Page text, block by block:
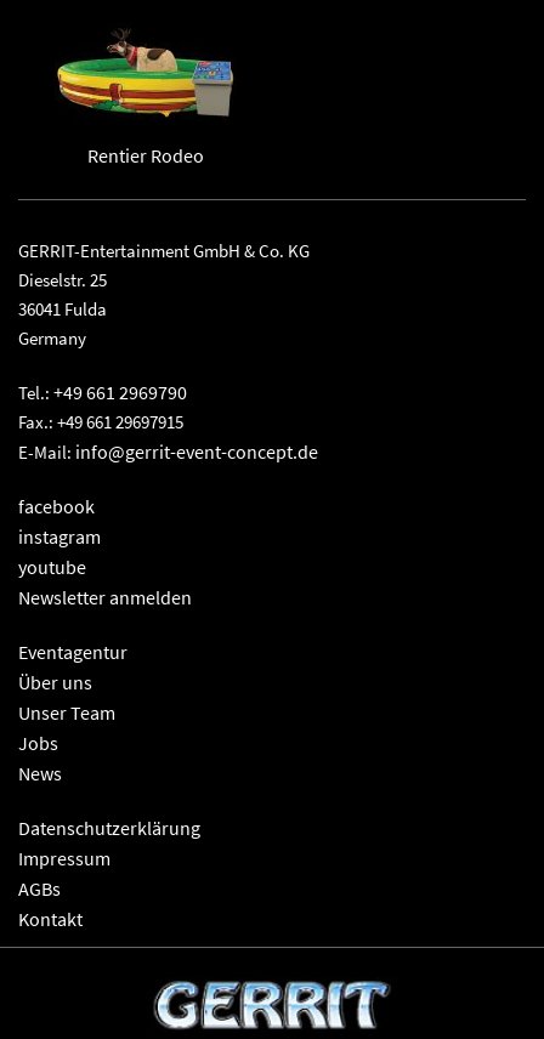
Rentier Rodeo
GERRIT-Entertainment GmbH & Co. KG
Dieselstr. 25
36041 Fulda
Germany
Tel.: +49 661 2969790
Fax.: +49 661 29697915
E-Mail: info@gerrit-event-concept.de
facebook
instagram
youtube
Newsletter anmelden
Eventagentur
Über uns
Unser Team
Jobs
News
Datenschutzerklärung
Impressum
AGBs
Kontakt